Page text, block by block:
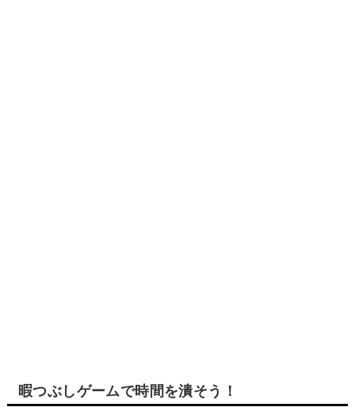
暇つぶしゲームで時間を潰そう！